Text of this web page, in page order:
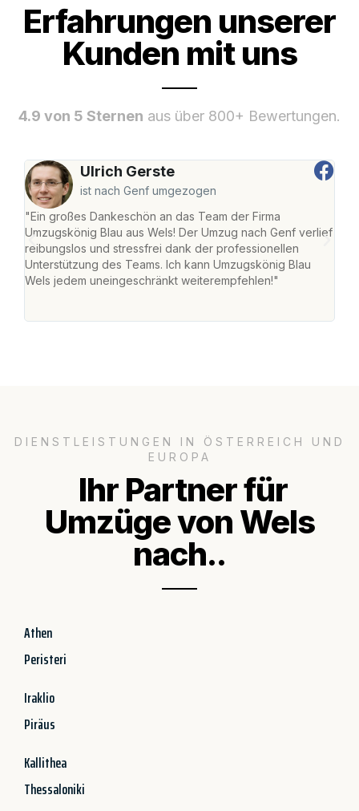
Erfahrungen unserer
Kunden mit uns
4.9 von 5 Sternen aus über 800+ Bewertungen.
Ulrich Gerste
ist nach Genf umgezogen
"Ein großes Dankeschön an das Team der Firma
Umzugskönig Blau aus Wels! Der Umzug nach Genf verlief
reibungslos und stressfrei dank der professionellen
Unterstützung des Teams. Ich kann Umzugskönig Blau
Wels jedem uneingeschränkt weiterempfehlen!"
DIENSTLEISTUNGEN IN ÖSTERREICH UND
EUROPA
Ihr Partner für
Umzüge von Wels
nach..
Athen
Peristeri
Iraklio
Piräus
Kallithea
Thessaloniki